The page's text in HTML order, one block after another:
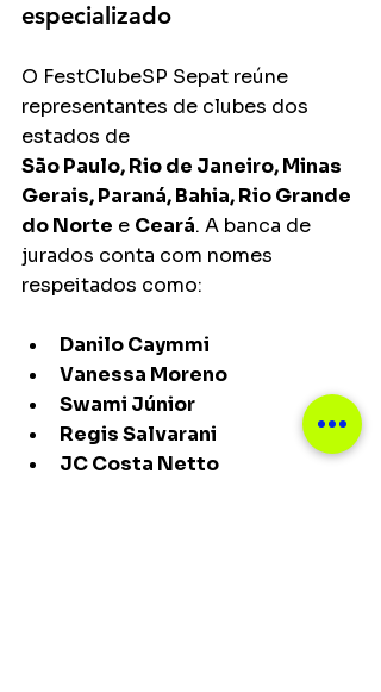
especializado
O FestClubeSP Sepat reúne
representantes de clubes dos
estados de
São Paulo, Rio de Janeiro, Minas
Gerais, Paraná, Bahia, Rio Grande
do Norte e Ceará. A banca de
jurados conta com nomes
respeitados como:
Danilo Caymmi
Vanessa Moreno
Swami Júnior
Regis Salvarani
JC Costa Netto